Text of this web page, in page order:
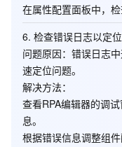
在属性配置面板中，
6. 检查错误日志以定
问题原因：错误日志
速定位问题。
解决方法：
查看RPA编辑器的调
息。
根据错误信息调整组件